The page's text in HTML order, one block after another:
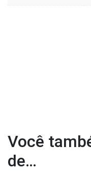
Você
de…